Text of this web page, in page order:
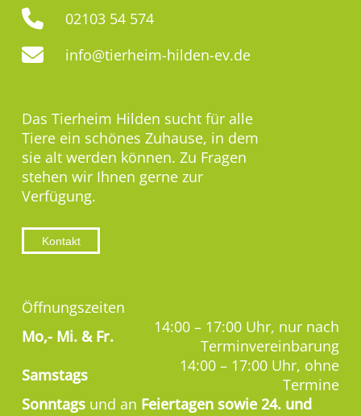
02103 54 574
info@tierheim-hilden-ev.de
Das Tierheim Hilden sucht für alle
Tiere ein schönes Zuhause, in dem
sie alt werden können. Zu Fragen
stehen wir Ihnen gerne zur
Verfügung.
Kontakt
Öffnungszeiten
Mo,- Mi. & Fr.
14:00 – 17:00 Uhr, nur nach
Terminvereinbarung
Samstags
14:00 – 17:00 Uhr, ohne
Termine
Sonntags und an Feiertagen sowie 24. und